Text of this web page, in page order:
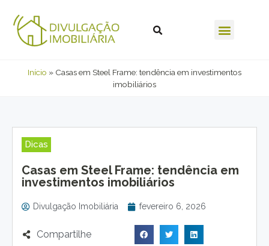
Início » Casas em Steel Frame: tendência em investimentos
imobiliários
Dicas
Casas em Steel Frame: tendência em
investimentos imobiliários
Divulgação Imobiliária fevereiro 6, 2026
Compartilhe